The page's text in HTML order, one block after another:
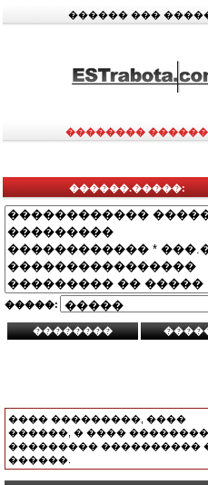
������ ���
��������
������.�����:
�����:
���� ���������, ����
������, � ����
��������� ����������
������.